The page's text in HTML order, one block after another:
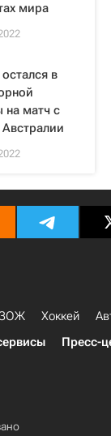
мира
в
на матч с
Хоккей
Пресс-